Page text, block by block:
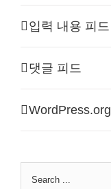
입력 내용 피드
댓글 피드
WordPress.org
Search